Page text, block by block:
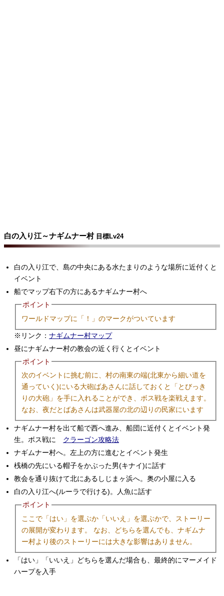
白の入り江～ナギムナー村 目標Lv24
白の入り江で、島の中央にある水たまりのような場所に近付くと
イベント
船でマップ右下の方にあるナギムナー村へ
ポイント
ワールドマップに「！」のマークがついています
※リンク： ナギムナー村マップ
昼にナギムナー村の教会の近く行くとイベント
ポイント
次のイベントに挑む前に、村の南東の端(北東から細い道を
通っていく)にいる大砲ばあさんに話しておくと「とびっき
りの大砲」を手に入れることができ、ボス戦を楽戦えます。
なお、夜だとばあさんは武器屋の北の辺りの民家にいます
ナギムナー村を出て船で西へ進み、船団に近付くとイベント発
生。ボス戦に クラーゴン攻略法
ナギムナー村へ。左上の方に進むとイベント発生
桟橋の先にいる帽子をかぶった男(キナイ)に話す
教会を通り抜けて北にあるしじまヶ浜へ。奥の小屋に入る
白の入り江へ(ルーラで行ける)。人魚に話す
ポイント
ここで「はい」を選ぶか「いいえ」を選ぶかで、ストーリー
の展開が変わります。 なお、どちらを選んでも、ナギムナ
ー村より後のストーリーには大きな影響はありません。
「はい」「いいえ」どちらを選んだ場合も、最終的にマーメイド
ハープを入手